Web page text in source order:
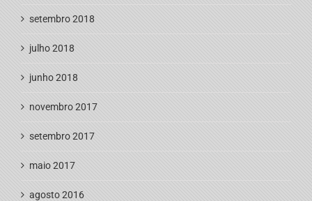
setembro 2018
julho 2018
junho 2018
novembro 2017
setembro 2017
maio 2017
agosto 2016